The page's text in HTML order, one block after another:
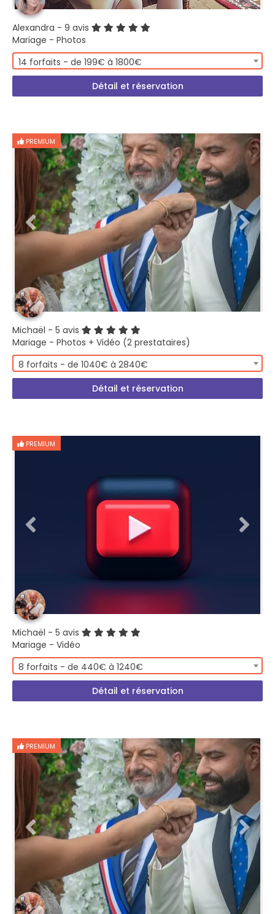
Alexandra - 9 avis
Mariage - Photos
14 forfaits - de 199€ à 1800€
Détail et réservation
PREMIUM
Michaël - 5 avis
Mariage - Photos + Vidéo (2 prestataires)
8 forfaits - de 1040€ à 2840€
Détail et réservation
PREMIUM
Michaël - 5 avis
Mariage - Vidéo
8 forfaits - de 440€ à 1240€
Détail et réservation
PREMIUM